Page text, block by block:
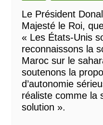
Le Président
Majesté le Roi,
« Les États-Unis
reconnaissons la
Maroc sur le
soutenons la
d’autonomie
réaliste comme la
solution ».